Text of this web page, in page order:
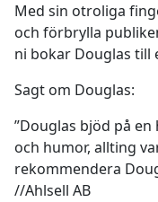
Med sin otroliga
och förbrylla
ni bokar Douglas till
Sagt om Douglas:
”Douglas bjöd på
och humor, allting
rekommendera
//Ahlsell AB